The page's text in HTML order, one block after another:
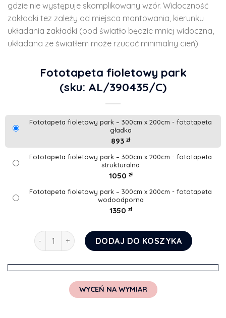
gdzie nie występuje skomplikowany wzór. Widoczność
zakładki tez zależy od miejsca montowania, kierunku
układania zakładki (pod światło będzie mniej widoczna,
układana ze światłem może rzucać minimalny cień).
Fototapeta fioletowy park
(sku: AL/390435/C)
Fototapeta fioletowy park – 300cm x 200cm - fototapeta
gładka
893 zł
Fototapeta fioletowy park – 300cm x 200cm - fototapeta
strukturalna
1050 zł
Fototapeta fioletowy park – 300cm x 200cm - fototapeta
wodoodporna
1350 zł
ilość Fototapeta fioletowy park
DODAJ DO KOSZYKA
WYCEŃ NA WYMIAR